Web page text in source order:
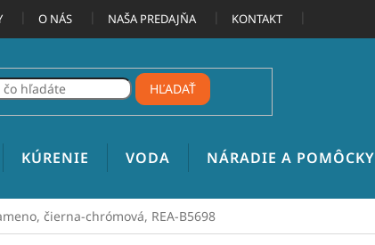
O NÁS NAŠA PREDAJŇA KONTAKT
HĽADAŤ
KÚRENIE VODA NÁRADIE A POMÔCKY
čierna-chrómová, REA-B5698